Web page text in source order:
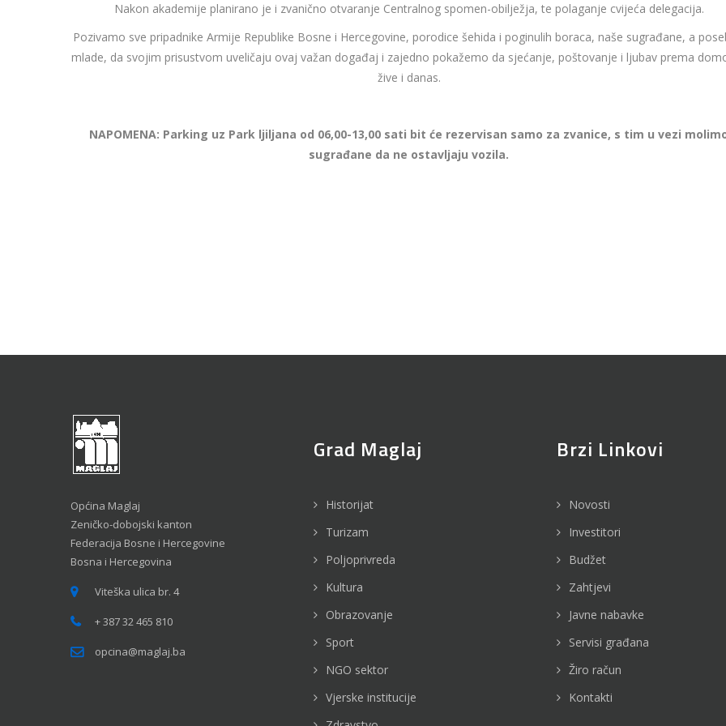
Nakon akademije planirano je i zvanično otvaranje Centralnog spomen-obilježja, te polaganje cvijeća delegacija.
Pozivamo sve pripadnike Armije Republike Bosne i Hercegovine, porodice šehida i poginulih boraca, naše sugrađane, a
mlade, da svojim prisustvom uveličaju ovaj važan događaj i zajedno pokažemo da sjećanje, poštovanje i ljubav prema
žive i danas.
NAPOMENA: Parking uz Park ljiljana od 06,00-13,00 sati bit će rezervisan samo za zvanice, s tim u vezi
sugrađane da ne ostavljaju vozila.
Općina Maglaj
Zeničko-dobojski kanton
Federacija Bosne i Hercegovine
Bosna i Hercegovina
Viteška ulica br. 4
+ 387 32 465 810
opcina@maglaj.ba
Grad Maglaj
Historijat
Turizam
Poljoprivreda
Kultura
Obrazovanje
Sport
NGO sektor
Vjerske institucije
Brzi Linkovi
Novosti
Investitori
Budžet
Zahtjevi
Javne nabavke
Servisi građana
Žiro račun
Kontakti